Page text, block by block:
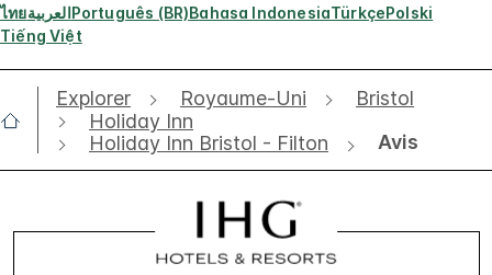
ไทยالعربيةPortuguês (BR)Bahasa IndonesiaTürkçePolski
Tiếng Việt
Explorer Royaume-Uni
Bristol
Holiday Inn
Holiday Inn Bristol - Filton
Avis